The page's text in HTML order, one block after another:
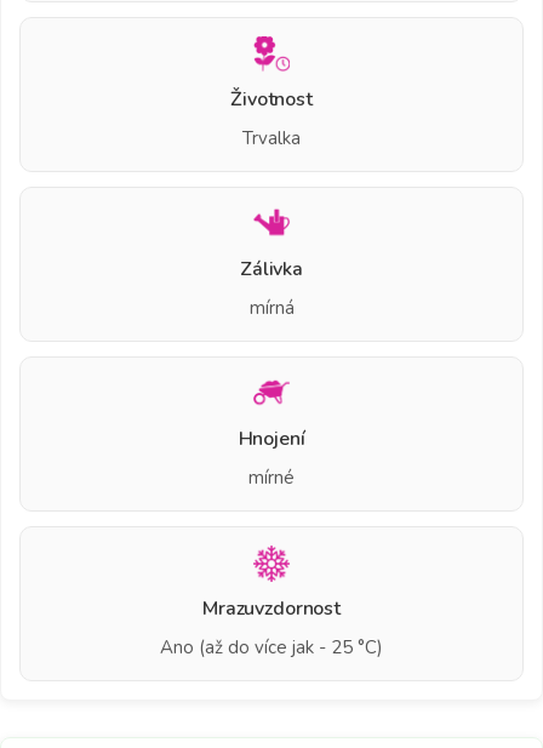
Životnost
Trvalka
Zálivka
mírná
Hnojení
mírné
Mrazuvzdornost
Ano (až do více jak - 25 °C)